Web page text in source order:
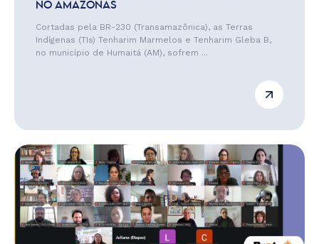
NO AMAZONAS
Cortadas pela BR-230 (Transamazônica), as Terras
Indígenas (TIs) Tenharim Marmelos e Tenharim Gleba B,
no município de Humaitá (AM), sofrem ...